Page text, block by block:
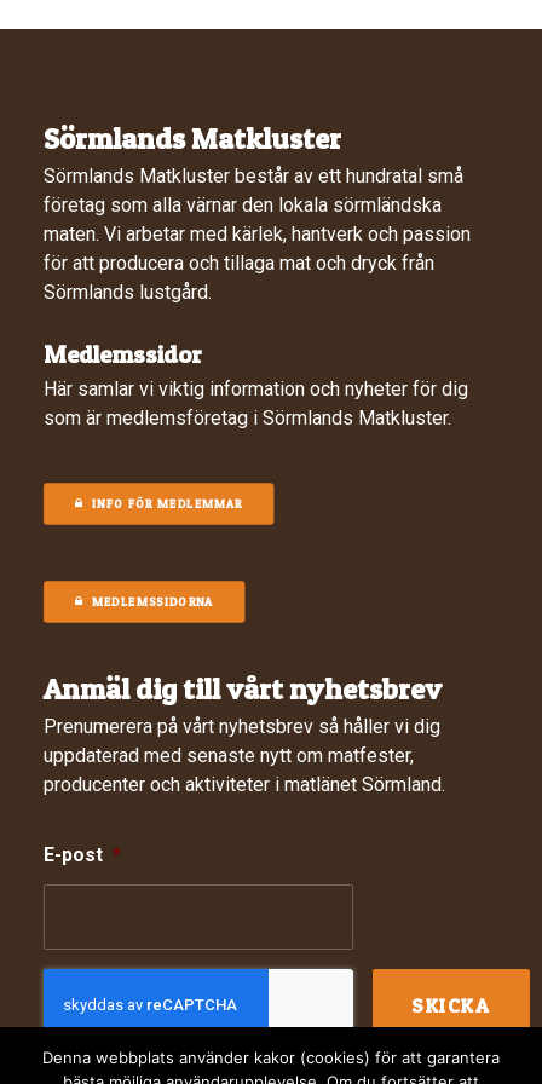
Sörmlands Matkluster
Sörmlands Matkluster består av ett hundratal små
företag som alla värnar den lokala sörmländska
maten. Vi arbetar med kärlek, hantverk och passion
för att producera och tillaga mat och dryck från
Sörmlands lustgård.
Medlemssidor
Här samlar vi viktig information och nyheter för dig
som är medlemsföretag i Sörmlands Matkluster.
INFO FÖR MEDLEMMAR
MEDLEMSSIDORNA
Anmäl dig till vårt nyhetsbrev
Prenumerera på vårt nyhetsbrev så håller vi dig
uppdaterad med senaste nytt om matfester,
producenter och aktiviteter i matlänet Sörmland.
E-post *
Denna webbplats använder kakor (cookies) för att garantera